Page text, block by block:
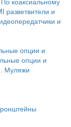
разветвители и
и
опции и
опции и
Муляжи